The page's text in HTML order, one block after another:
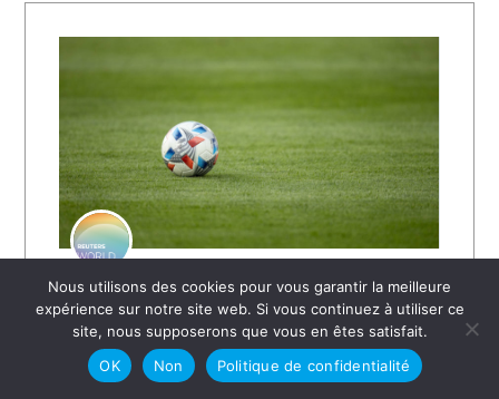
30 OCTOBRE 2021
LE JOURNAL CHRÉTIEN AVEC
REUTERS
Lens cale face à Lyon !
Lyon se relance ! Une semaine après la
Nous utilisons des cookies pour vous garantir la meilleure
expérience sur notre site web. Si vous continuez à utiliser ce
site, nous supposerons que vous en êtes satisfait.
OK
Non Politique de confidentialité